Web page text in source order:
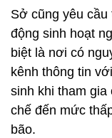
Sở cũng yêu
động sinh hoạt
biệt là nơi có
kênh thông tin
sinh khi tham
chế đến mức
bão.